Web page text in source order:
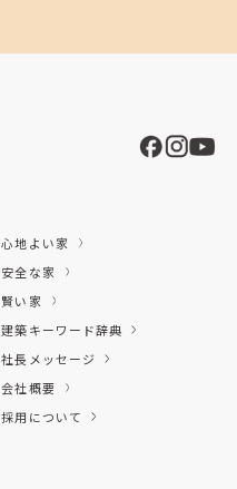
心地よい家
安全な家
賢い家
建築キーワード辞典
社長メッセージ
会社概要
採用について